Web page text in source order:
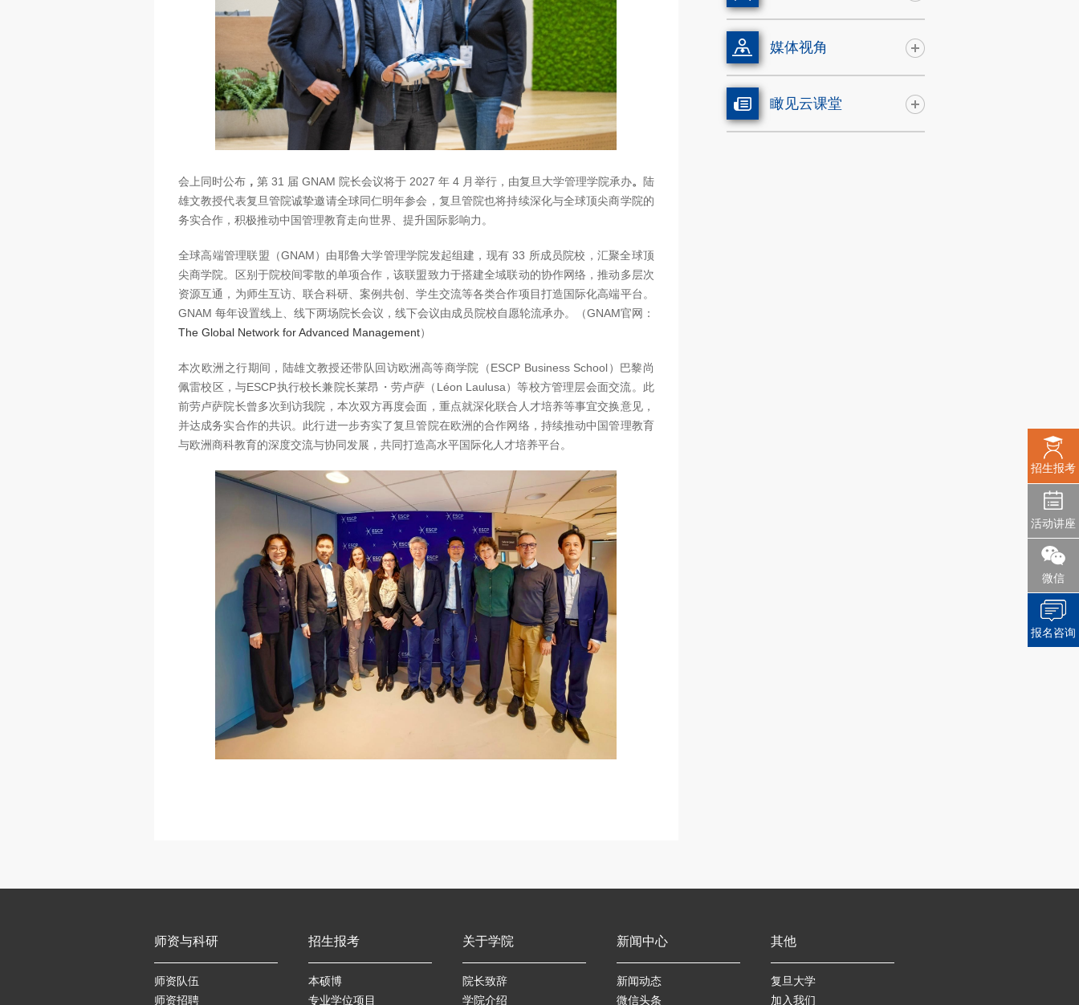
会上同时公布 ，第 31 届 GNAM 院长会议将于 2027 年 4 月举行，由复旦大学管理学院承办。
陆
雄文教授代表复旦管院诚挚邀请全球同仁明年参会，复旦管院也将持续深化与全球顶尖商学院的
务实合作，积极推动中国管理教育走向世界、提升国际影响力。
全球高端管理联盟（GNAM） 由耶鲁大学管理学院发起组建，现有 33 所成员院校，汇聚全球顶
尖商学院。区别于院校间零散的单项合作，该联盟致力于搭建全域联动的协作网络，推动多层次
资源互通，为师生互访、联合科研、案例共创、学生交流等各类合作项目打造国际化高端平台。
GNAM 每年设置线上、线下两场院长会议，线下会议由成员院校自愿轮流承办。（GNAM官网：
The Global Network for Advanced Management）
本次欧洲之行期间，陆雄文教授还带队回访欧洲高等商学院（ESCP Business School）巴黎尚
佩雷校区，与ESCP执行校长兼院长莱昂・劳卢萨（Léon Laulusa）等校方管理层会面交流。此
前劳卢萨院长曾多次到访我院，本次双方再度会面，重点就深化联合人才培养等事宜交换意见，
并达成务实合作的共识。此行进一步夯实了复旦管院在欧洲的合作网络，持续推动中国管理教育
与欧洲商科教育的深度交流与协同发展，共同打造高水平国际化人才培养平台。
媒体视角
瞰见云课堂
师资与科研
师资队伍
师资招聘
招生报考
本硕博
专业学位项目
关于学院
院长致辞
学院介绍
新闻中心
新闻动态
微信头条
其他
复旦大学
加入我们
招生报考
活动讲座
微信
报名咨询